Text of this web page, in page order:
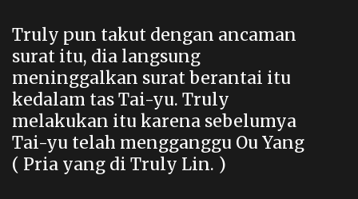
Truly pun takut dengan ancaman
surat itu, dia langsung
meninggalkan surat berantai itu
kedalam tas Tai-yu. Truly
melakukan itu karena sebelumya
Tai-yu telah mengganggu Ou Yang
( Pria yang di Truly Lin. )